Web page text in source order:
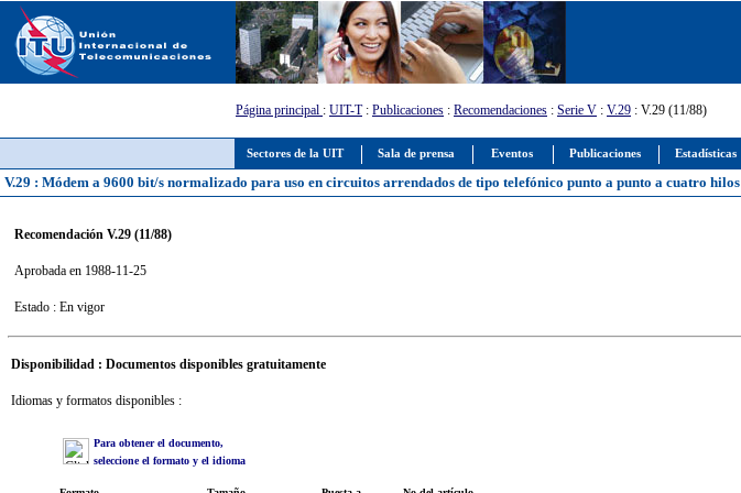
Sectores de la UIT Sala de prensa Eventos Publicaciones Estadísticas
Página principal : UIT-T: Publicaciones : Recomendaciones : Serie V : V.29 : V.29 (11/88)
V.29 : Módem a 9600 bit/s normalizado para uso en circuitos arrendados de tipo telefónico punto a punto a cuatro hilos
Recomendación V.29 (11/88)
Aprobada en 1988-11-25
Estado : En vigor
Disponibilidad : Documentos disponibles gratuitamente
Idiomas y formatos disponibles :
Para obtener el documento,
seleccione el formato y el idioma